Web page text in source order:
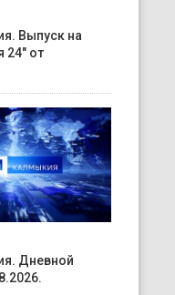
Выпуск на
24" от
Дневной